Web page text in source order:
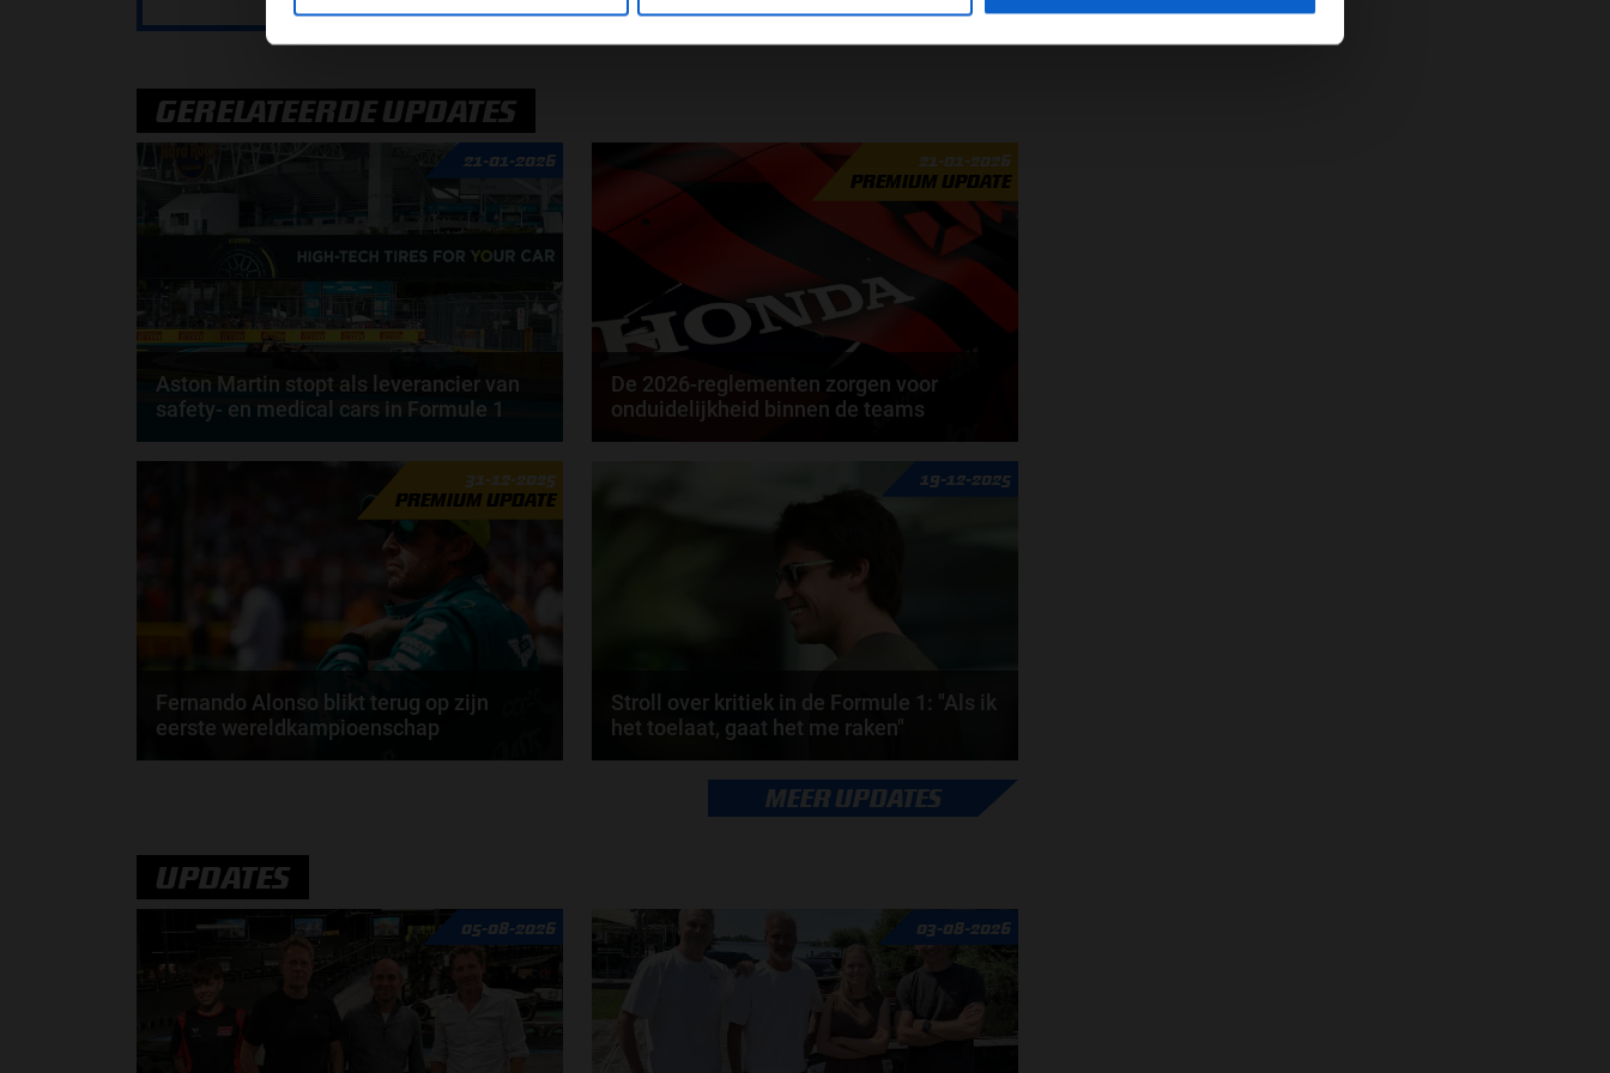
GERELATEERDE UPDATES
21-01-2026
Aston Martin stopt als leverancier van
safety- en medical cars in Formule 1
Aston Martin zal vanaf het Formule 1-seizoen 2026
niet langer actief zijn als leverancier van de...
21-01-2026
PREMIUM UPDATE
De 2026-reglementen zorgen voor
onduidelijkheid binnen de teams
Van Red Bull naar Aston Martin, dat is de route die
Honda per 2026 zal gaan bewandelen. En
31-12-2025
PREMIUM UPDATE
Fernando Alonso blikt terug op zijn
eerste wereldkampioenschap
doorElvira Kieboom
19-12-2025
Stroll over kritiek in de Formule 1: "Als ik
het toelaat, gaat het me raken"
Lance Stroll rijdt inmiddels al sinds 2017 in de
Formule 1 en heeft in die periode geleerd hoe hij...
MEER UPDATES
UPDATES
05-08-2026 03-08-2026